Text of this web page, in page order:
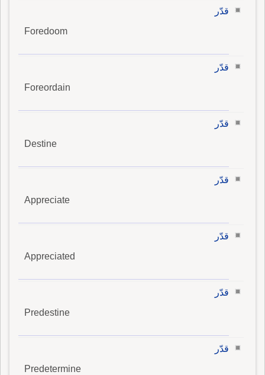
قدّر
Foredoom
قدّر
Foreordain
قدّر
Destine
قدّر
Appreciate
قدّر
Appreciated
قدّر
Predestine
قدّر
Predetermine